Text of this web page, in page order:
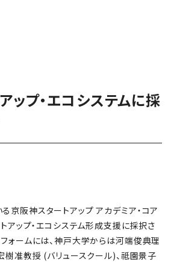
ップ・エコシステムに採
京阪神スタートアップ アカデミア・コア
アップ・エコシステム形成支援に採択さ
フォームには、神戸大学からは河端俊典理
樹准教授 (バリュースクール)、祗園景子